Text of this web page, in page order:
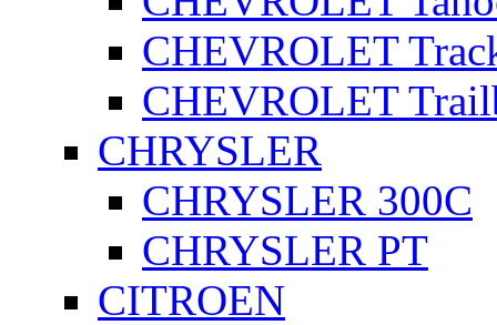
CHEVROLET
CHEVROLET
CHRYSLER
CHRYSLER 300C
CHRYSLER PT
CITROEN